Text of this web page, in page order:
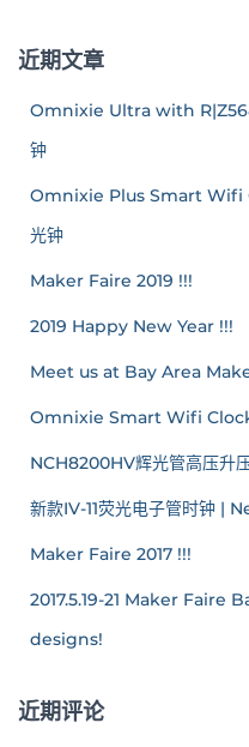
近期文章
Omnixie Ultra with
钟
Omnixie Plus Smart Wifi
光钟
Maker Faire 2019 !!!
2019 Happy New Year !!!
Meet us at Bay Area
Omnixie Smart Wifi
NCH8200HV辉光管高压
新款IV-11荧光电子管时钟 |
Maker Faire 2017 !!!
2017.5.19-21 Maker Faire
designs!
近期评论